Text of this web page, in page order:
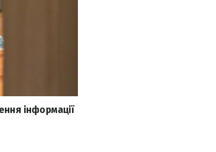
інформації